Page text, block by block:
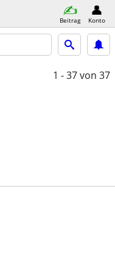
Beitrag Konto
1 - 37von 37